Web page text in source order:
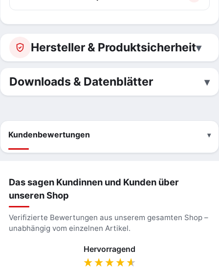
Hersteller & Produktsicherheit
Downloads & Datenblätter
Kundenbewertungen
Das sagen Kundinnen und Kunden über
unseren Shop
Verifizierte Bewertungen aus unserem gesamten Shop –
unabhängig vom einzelnen Artikel.
Hervorragend